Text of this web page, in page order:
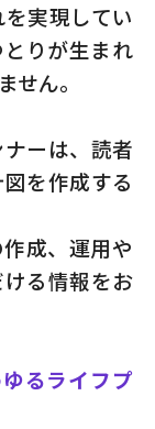
実現してい
りが生まれ
せん。
ーは、読者
を作成する
成、運用や
る情報をお
るライフプ